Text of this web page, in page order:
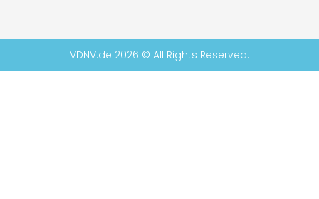
VDNV.de 2026 © All Rights Reserved.